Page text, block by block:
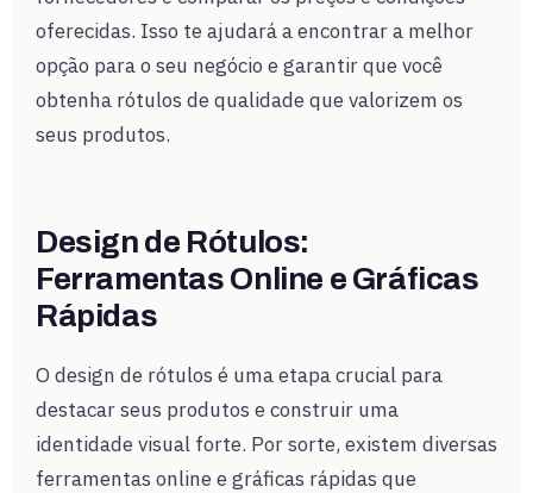
oferecidas. Isso te ajudará a encontrar a melhor
opção para o seu negócio e garantir que você
obtenha rótulos de qualidade que valorizem os
seus produtos.
Design de Rótulos:
Ferramentas Online e Gráficas
Rápidas
O design de rótulos é uma etapa crucial para
destacar seus produtos e construir uma
identidade visual forte. Por sorte, existem diversas
ferramentas online e gráficas rápidas que